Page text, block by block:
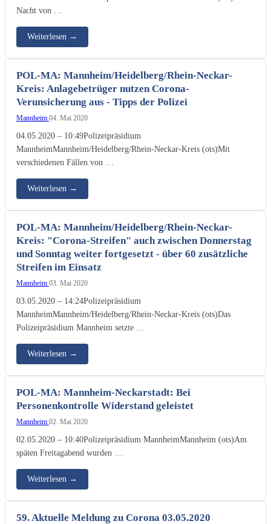
Nacht von …
Weiterlesen →
POL-MA: Mannheim/Heidelberg/Rhein-Neckar-
Kreis: Anlagebetrüger nutzen Corona-
Verunsicherung aus - Tipps der Polizei
Mannheim 04. Mai 2020
04.05.2020 – 10:49Polizeipräsidium
MannheimMannheim/Heidelberg/Rhein-Neckar-Kreis (ots)Mit
verschiedenen Fällen von …
Weiterlesen →
POL-MA: Mannheim/Heidelberg/Rhein-Neckar-
Kreis: "Corona-Streifen" auch zwischen Donnerstag
und Sonntag weiter fortgesetzt - über 60 zusätzliche
Streifen im Einsatz
Mannheim 03. Mai 2020
03.05.2020 – 14:24Polizeipräsidium
MannheimMannheim/Heidelberg/Rhein-Neckar-Kreis (ots)Das
Polizeipräsidium Mannheim setzte …
Weiterlesen →
POL-MA: Mannheim-Neckarstadt: Bei
Personenkontrolle Widerstand geleistet
Mannheim 02. Mai 2020
02.05.2020 – 10:40Polizeipräsidium MannheimMannheim (ots)Am
späten Freitagabend wurden …
Weiterlesen →
59. Aktuelle Meldung zu Corona 03.05.2020